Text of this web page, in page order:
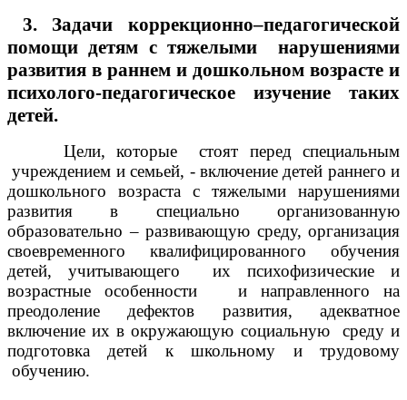
3. Задачи коррекционно–педагогической
помощи детям с тяжелыми нарушениями
развития в раннем и дошкольном возрасте и
психолого-педагогическое изучение таких
детей.
Цели, которые стоят перед специальным
учреждением и семьей, - включение детей раннего и
дошкольного возраста с тяжелыми нарушениями
развития в специально организованную
образовательно – развивающую среду, организация
своевременного квалифицированного обучения
детей, учитывающего их психофизические и
возрастные особенности и направленного на
преодоление дефектов развития, адекватное
включение их в окружающую социальную среду и
подготовка детей к школьному и трудовому
обучению.